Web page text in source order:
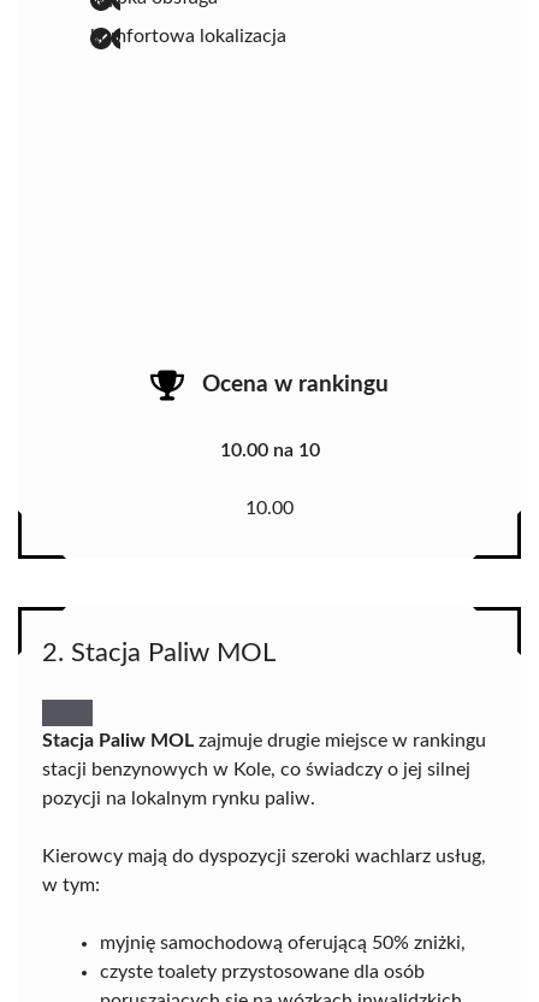
komfortowa lokalizacja
Ocena w rankingu
10.00 na 10
10.00
2. Stacja Paliw MOL
Stacja Paliw MOL zajmuje drugie miejsce w rankingu
stacji benzynowych w Kole, co świadczy o jej silnej
pozycji na lokalnym rynku paliw.
Kierowcy mają do dyspozycji szeroki wachlarz usług,
w tym:
myjnię samochodową oferującą 50% zniżki,
czyste toalety przystosowane dla osób